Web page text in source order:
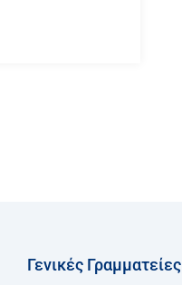
Γενικές Γραμματείες